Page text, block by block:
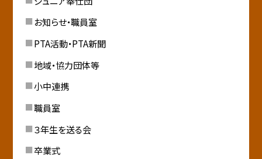
お知らせ・職員室
PTA活動・PTA新聞
地域・協力団体等
小中連携
職員室
３年生を送る会
卒業式